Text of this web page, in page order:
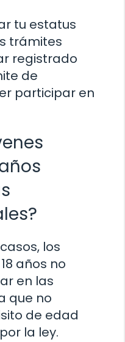
tu estatus
trámites
registrado
de
participar en
los
años no
en las
que no
de edad
la ley.